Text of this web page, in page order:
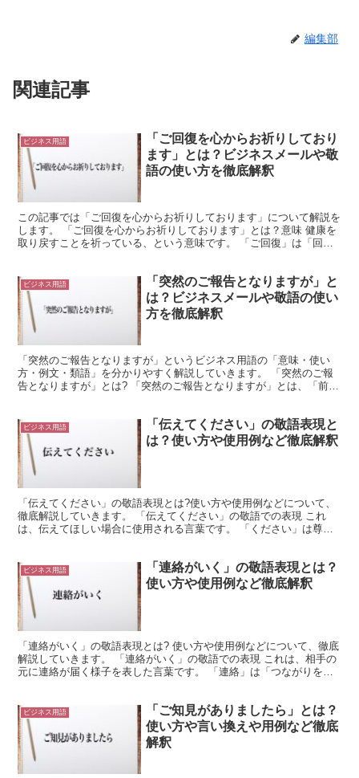
編集部
関連記事
ビジネス用語
「ご回復を心からお祈りしており
ます」とは？ビジネスメールや敬
語の使い方を徹底解釈
この記事では「ご回復を心からお祈りしております」について解説を
します。 「ご回復を心からお祈りしております」とは？意味 健康を
取り戻すことを祈っている、という意味です。 「ご回復」は「回
ビジネス用語
「突然のご報告となりますが」と
は？ビジネスメールや敬語の使い
方を徹底解釈
「突然のご報告となりますが」というビジネス用語の「意味・使い
方・例文・類語」を分かりやすく解説していきます。 「突然のご報
告となりますが」とは? 「突然のご報告となりますが」とは、「前も
ビジネス用語
「伝えてください」の敬語表現と
は？使い方や使用例など徹底解釈
「伝えてください」の敬語表現とは?使い方や使用例などについて、
徹底解説していきます。 「伝えてください」の敬語での表現 これ
は、伝えてほしい場合に使用される言葉です。 「ください」は尊敬
ビジネス用語
「連絡がいく」の敬語表現とは？
使い方や使用例など徹底解釈
「連絡がいく」の敬語表現とは? 使い方や使用例などについて、徹底
解説していきます。 「連絡がいく」の敬語での表現 これは、相手の
元に連絡が届く様子を表した言葉です。 「連絡」は「つながりをつ
ビジネス用語
「ご知見がありましたら」とは？
使い方や言い換えや用例など徹底
解釈